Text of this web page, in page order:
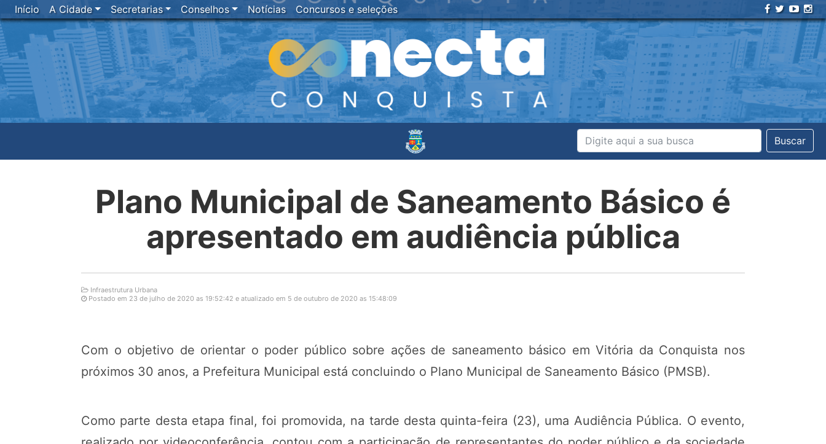
Início A Cidade Secretarias Conselhos Notícias Concursos e seleções
Buscar
Plano Municipal de Saneamento Básico é
apresentado em audiência pública
Infraestrutura Urbana
Postado em 23 de julho de 2020 as 19:52:42 e atualizado em 5 de outubro de 2020 as 15:48:09
Com o objetivo de orientar o poder público sobre ações de saneamento básico em Vitória da Conquista nos
próximos 30 anos, a Prefeitura Municipal está concluindo o Plano Municipal de Saneamento Básico (PMSB).
Como parte desta etapa final, foi promovida, na tarde desta quinta-feira (23), uma Audiência Pública. O evento,